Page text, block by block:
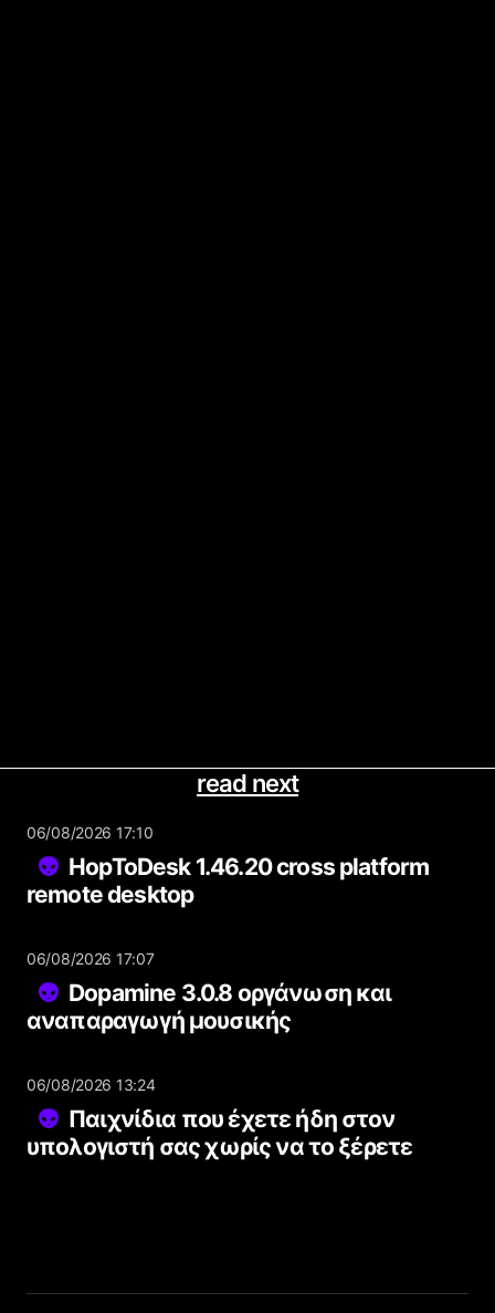
read next
06/08/2026 17:10
HopToDesk 1.46.20 cross platform
remote desktop
06/08/2026 17:07
Dopamine 3.0.8 οργάνωση και
αναπαραγωγή μουσικής
06/08/2026 13:24
Παιχνίδια που έχετε ήδη στον
υπολογιστή σας χωρίς να το ξέρετε